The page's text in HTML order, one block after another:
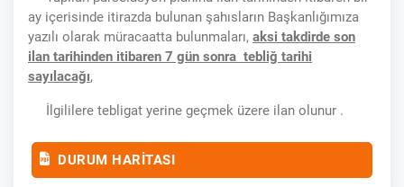
ay içerisinde itirazda bulunan şahısların Başkanlığımıza
yazılı olarak müracaatta bulunmaları, aksi takdirde son
ilan tarihinden itibaren 7 gün sonra tebliğ tarihi
sayılacağı,
İlgililere tebligat yerine geçmek üzere ilan olunur .
DURUM HARİTASI